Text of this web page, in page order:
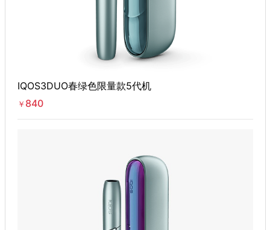
IQOS3DUO春绿色限量款5代机
￥ 840